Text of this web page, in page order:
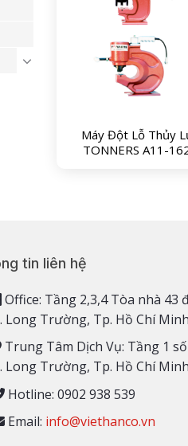
Máy Đột Lỗ Thủy
TONNERS A11-
tin liên hệ
Office: Tầng 2,3,4 Tòa nhà
Long Trường, Tp. Hồ Chí Minh
Trung Tâm Dịch Vụ: Tầng 1
Long Trường, Tp. Hồ Chí Minh
Hotline: 0902 938 539
Email: info@viethanco.vn